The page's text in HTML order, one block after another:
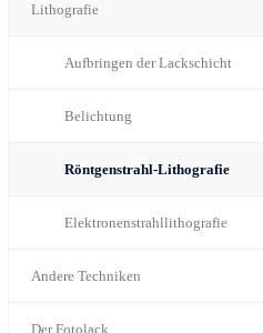
Lithografie
Aufbringen der Lackschicht
Belichtung
Röntgenstrahl-Lithografie
Elektronenstrahllithografie
Andere Techniken
Der Fotolack